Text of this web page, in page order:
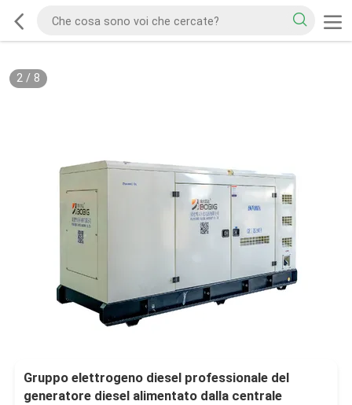
2/ 8
Gruppo elettrogeno diesel professionale del
generatore diesel alimentato dalla centrale